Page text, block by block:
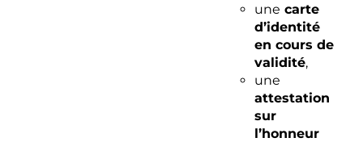
une carte
d’identité
en cours de
validité,
une
attestation
sur
l’honneur